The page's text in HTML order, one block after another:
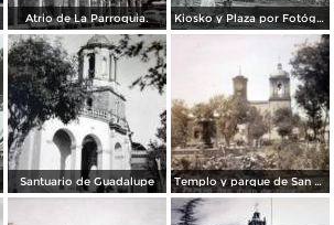
Atrio de La Parroquia. Kiosko y Plaza por Fotógrafo Winfield Scott.
Santuario de Guadalupe Templo y parque de San Juan de Dios..